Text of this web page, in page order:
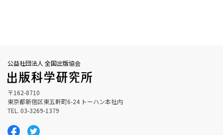
公益社団法人 全国出版協会
〒162-8710
東京都新宿区東五軒町6-24 トーハン本社内
TEL. 03-3269-1379